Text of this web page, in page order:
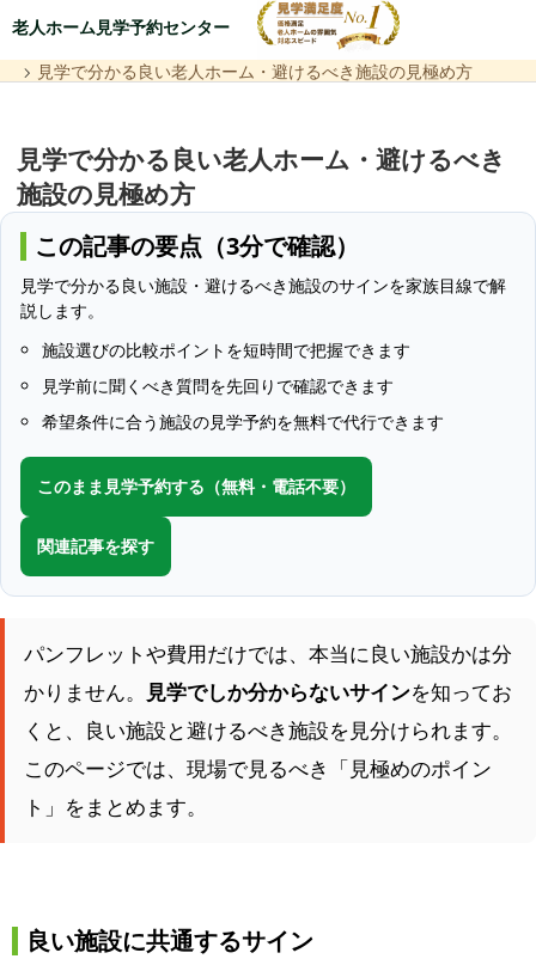
老人ホーム見学予約センター
見学で分かる良い老人ホーム・避けるべき施設の見極め方
見学で分かる良い老人ホーム・避けるべき
施設の見極め方
この記事の要点（3分で確認）
見学で分かる良い施設・避けるべき施設のサインを家族目線で解
説します。
施設選びの比較ポイントを短時間で把握できます
見学前に聞くべき質問を先回りで確認できます
希望条件に合う施設の見学予約を無料で代行できます
このまま見学予約する（無料・電話不要）
関連記事を探す
パンフレットや費用だけでは、本当に良い施設かは分
かりません。
見学でしか分からないサインを知ってお
くと、良い施設と避けるべき施設を見分けられます。
このページでは、現場で見るべき「見極めのポイン
ト」をまとめます。
良い施設に共通するサイン